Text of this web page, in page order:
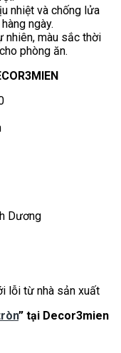
nhiệt và chống lửa
ngày.
nhiên, màu sắc thời
phòng ăn.
Dương
lỗi từ nhà sản xuất
” tại Decor3mien